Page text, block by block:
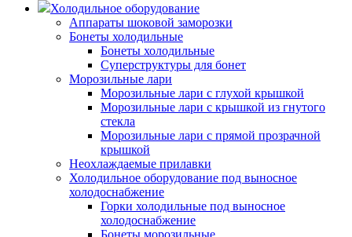
Холодильное оборудование
Аппараты шоковой заморозки
Бонеты холодильные
Бонеты холодильные
Суперструктуры для бонет
Морозильные лари
Морозильные лари с глухой крышкой
Морозильные лари с крышкой из гнутого
стекла
Морозильные лари с прямой прозрачной
крышкой
Неохлаждаемые прилавки
Холодильное оборудование под выносное
холодоснабжение
Горки холодильные под выносное
холодоснабжение
Бонеты морозильные